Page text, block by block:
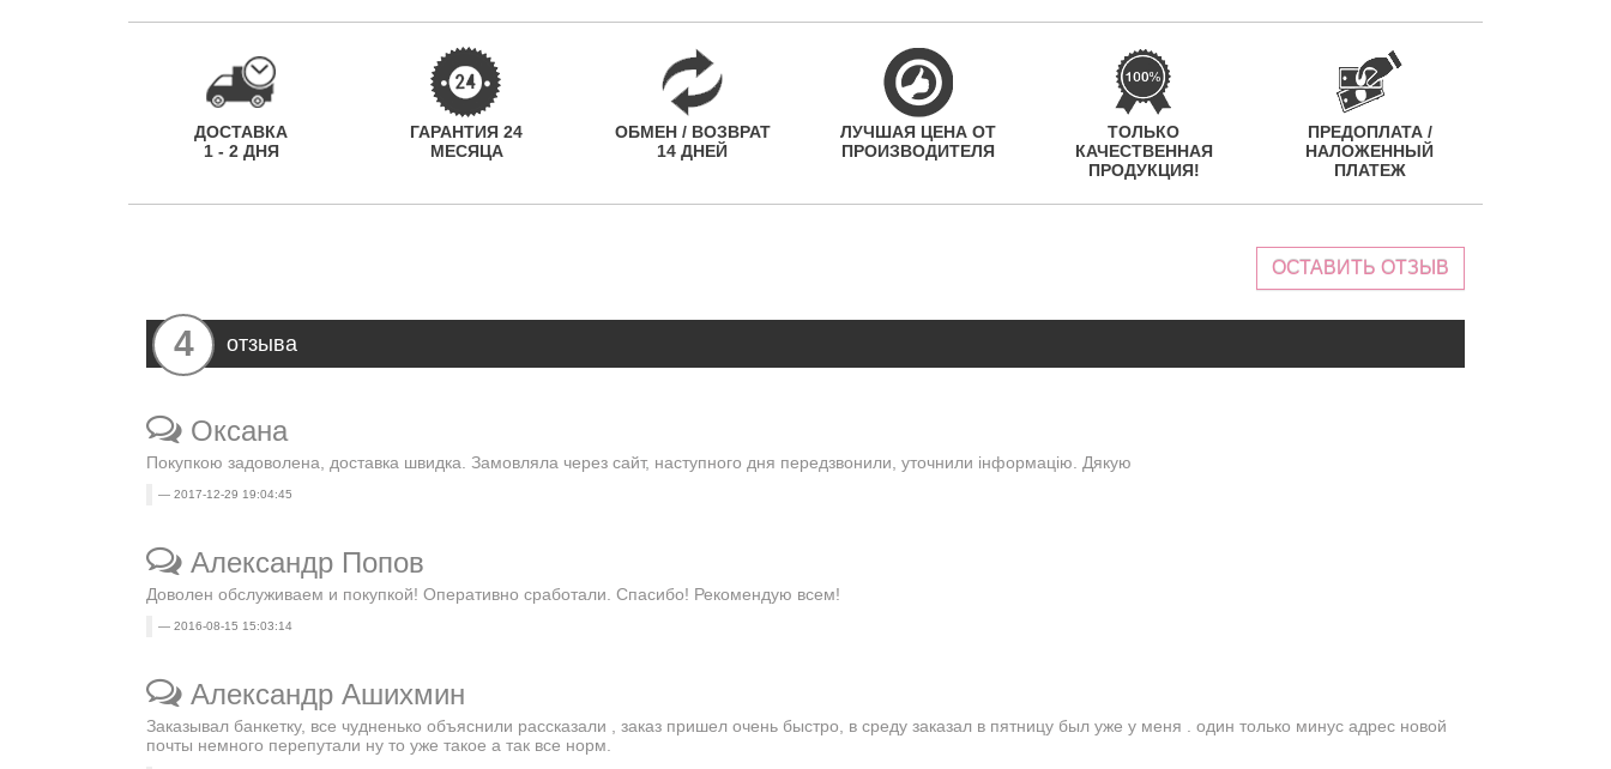
ДОСТАВКА
1 - 2 ДНЯ
ГАРАНТИЯ 24
МЕСЯЦА
ОБМЕН / ВОЗВРАТ
14 ДНЕЙ
ЛУЧШАЯ ЦЕНА ОТ
ПРОИЗВОДИТЕЛЯ
ТОЛЬКО
КАЧЕСТВЕННАЯ
ПРОДУКЦИЯ!
ПРЕДОПЛАТА /
НАЛОЖЕННЫЙ
ПЛАТЕЖ
ОСТАВИТЬ ОТЗЫВ
4 отзыва
Оксана
Покупкою задоволена, доставка швидка. Замовляла через сайт, наступного дня передзвонили, уточнили інформацію. Дякую
2017-12-29 19:04:45
Александр Попов
Доволен обслуживаем и покупкой! Оперативно сработали. Спасибо! Рекомендую всем!
2016-08-15 15:03:14
Александр Ашихмин
Заказывал банкетку, все чудненько объяснили рассказали , заказ пришел очень быстро, в среду заказал в пятницу был уже у меня . один только минус адрес новой
почты немного перепутали ну то уже такое а так все норм.